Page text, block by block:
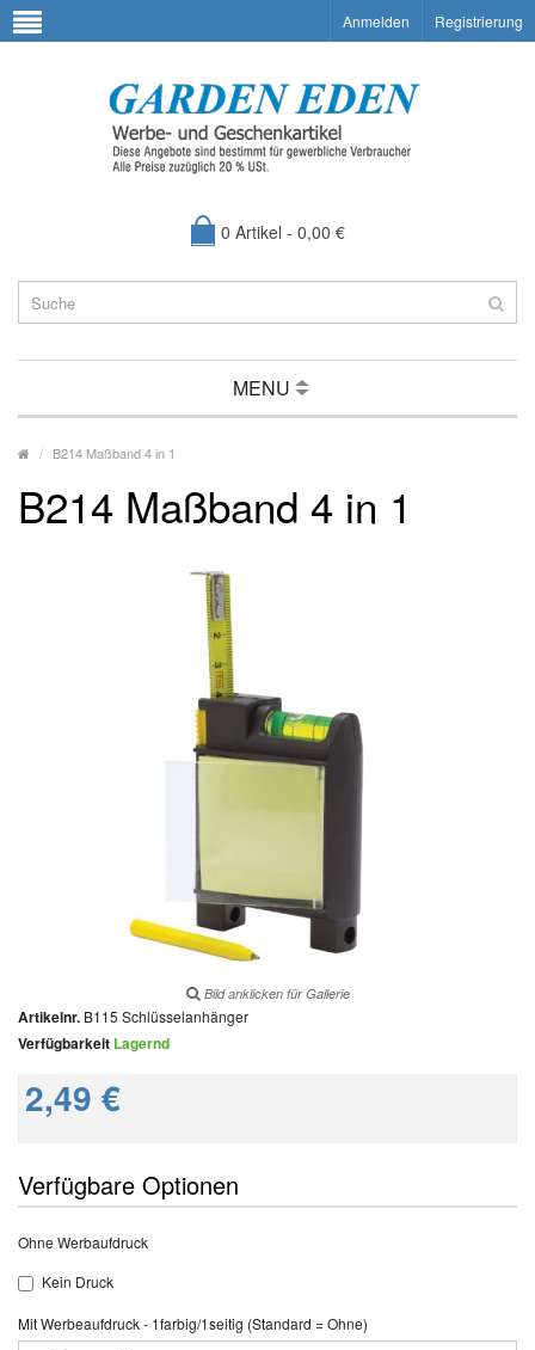
Anmelden Registrierung
0 Artikel - 0,00 €
MENU
B214 Maßband 4 in 1
B214 Maßband 4 in 1
Bild anklicken für Gallerie
Artikelnr. B115 Schlüsselanhänger
Verfügbarkeit Lagernd
2,49 €
Verfügbare Optionen
Ohne Werbaufdruck
Kein Druck
Mit Werbeaufdruck - 1farbig/1seitig (Standard = Ohne)